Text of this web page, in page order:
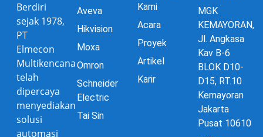
Berdiri
sejak 1978,
PT
Elmecon
Multikencana
telah
dipercaya
menyediakan
solusi
automasi
Aveva
Hikvision
Moxa
Omron
Schneider
Electric
Tai Sin
Kami
Acara
Proyek
Artikel
Karir
MGK
KEMAYORAN,
Jl. Angkasa
Kav B-6
BLOK D10-
D15, RT.10
Kemayoran
Jakarta
Pusat 10610